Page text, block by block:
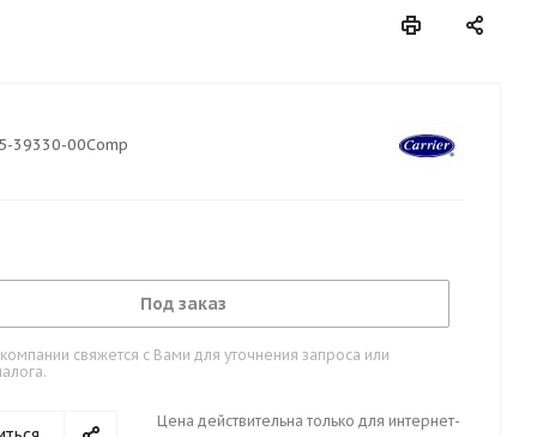
39330-00Comp
Под заказ
свяжется с Вами для уточнения запроса или
Цена действительна только для интернет-